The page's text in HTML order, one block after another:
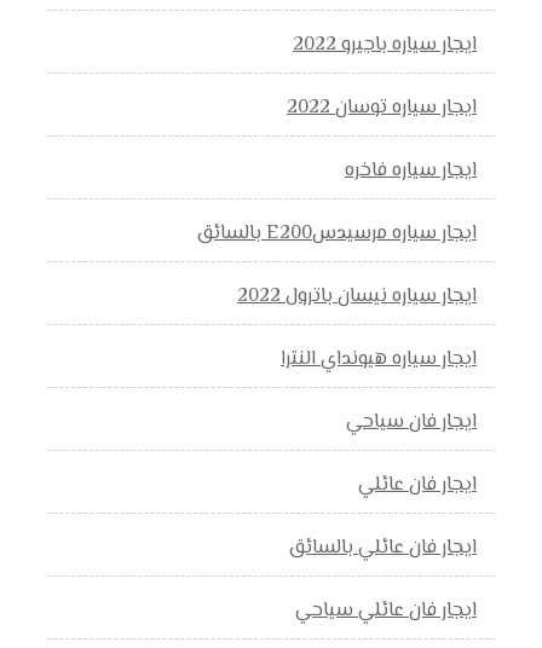
ايجار سياره باجيرو 2022
ايجار سياره توسان 2022
ايجار سياره فاخره
ايجار سياره مرسيدسE200 بالسائق
ايجار سياره نيسان باترول 2022
ايجار سياره هيونداي النترا
ايجار فان سياحي
ايجار فان عائلي
ايجار فان عائلي بالسائق
ايجار فان عائلي سياحي